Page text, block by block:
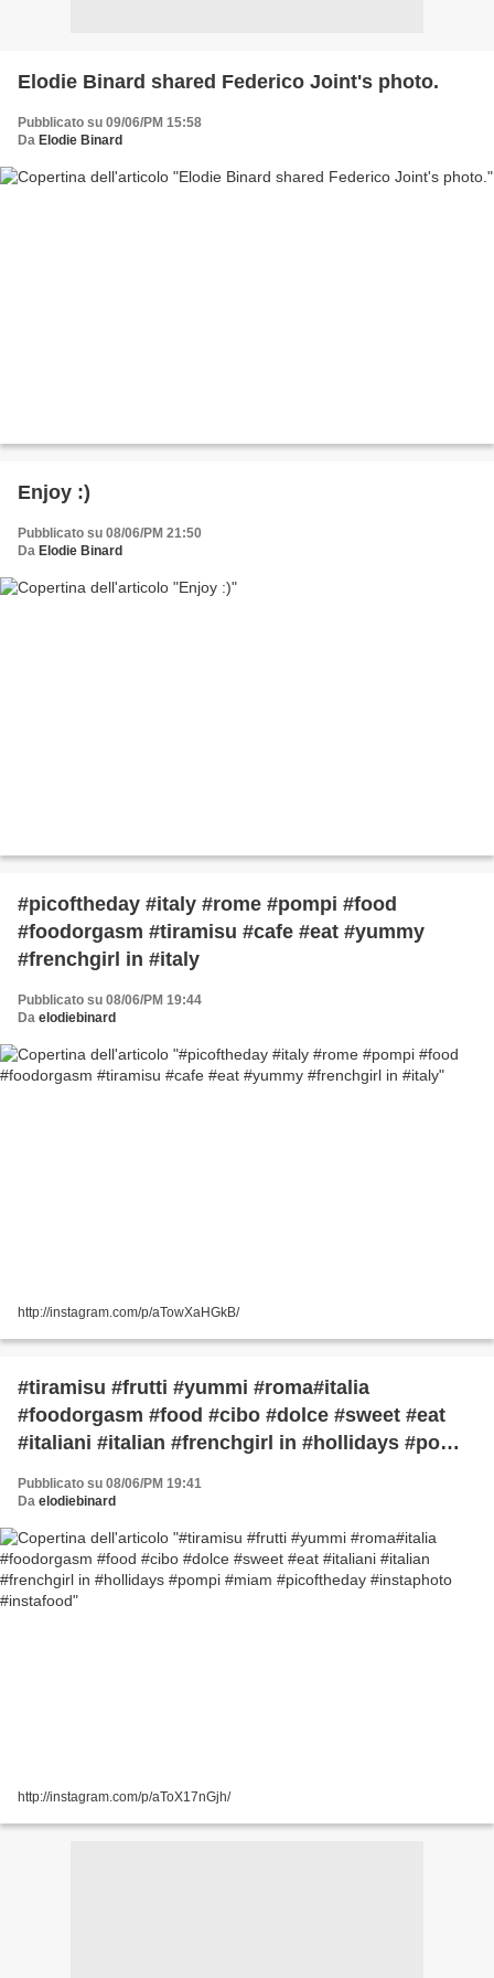
Elodie Binard shared Federico Joint's photo.
Pubblicato su 09/06/PM 15:58
Da Elodie Binard
Enjoy :)
Pubblicato su 08/06/PM 21:50
Da Elodie Binard
#picoftheday #italy #rome #pompi #food
#foodorgasm #tiramisu #cafe #eat #yummy
#frenchgirl in #italy
Pubblicato su 08/06/PM 19:44
Da elodiebinard
http://instagram.com/p/aTowXaHGkB/
#tiramisu #frutti #yummi #roma#italia
#foodorgasm #food #cibo #dolce #sweet #eat
#italiani #italian #frenchgirl in #hollidays #pompi
Pubblicato su 08/06/PM 19:41
Da elodiebinard
http://instagram.com/p/aToX17nGjh/